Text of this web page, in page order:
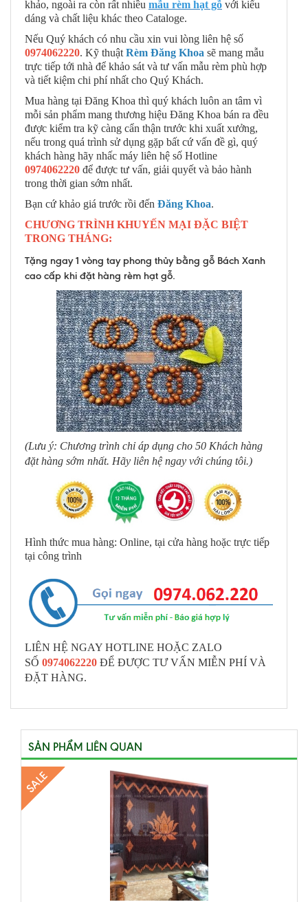
khảo, ngoài ra còn rất nhiều mẫu rèm hạt gỗ với kiểu
dáng và chất liệu khác theo Cataloge.
Nếu Quý khách có nhu cầu xin vui lòng liên hệ số
0974062220. Kỹ thuật Rèm Đăng Khoa sẽ mang mẫu
trực tiếp tới nhà để khảo sát và tư vấn mẫu rèm phù hợp
và tiết kiệm chi phí nhất cho Quý Khách.
Mua hàng tại Đăng Khoa thì quý khách luôn an tâm vì
mỗi sản phẩm mang thương hiệu Đăng Khoa bán ra đều
được kiểm tra kỹ càng cẩn thận trước khi xuất xưởng,
nếu trong quá trình sử dụng gặp bất cứ vấn đề gì, quý
khách hàng hãy nhấc máy liên hệ số Hotline
0974062220 để được tư vấn, giải quyết và bảo hành
trong thời gian sớm nhất.
Bạn cứ khảo giá trước rồi đến Đăng Khoa.
CHƯƠNG TRÌNH KHUYẾN MẠI ĐẶC BIỆT
TRONG THÁNG:
Tặng ngay 1 vòng tay phong thủy bằng gỗ Bách Xanh
cao cấp khi đặt hàng rèm hạt gỗ.
(Lưu ý: Chương trình chỉ áp dụng cho 50 Khách hàng
đặt hàng sớm nhất. Hãy liên hệ ngay với chúng tôi.)
Hình thức mua hàng: Online, tại cửa hàng hoặc trực tiếp
tại công trình
LIÊN HỆ NGAY HOTLINE HOẶC ZALO
SỐ 0974062220 ĐỂ ĐƯỢC TƯ VẤN MIỄN PHÍ VÀ
ĐẶT HÀNG.
SẢN PHẨM LIÊN QUAN
SALE